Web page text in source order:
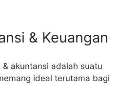
& Keuangan
& akuntansi adalah suatu
ideal terutama bagi